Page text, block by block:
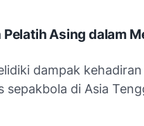
Pelatih Asing dalam
dampak
sepakbola di Asia